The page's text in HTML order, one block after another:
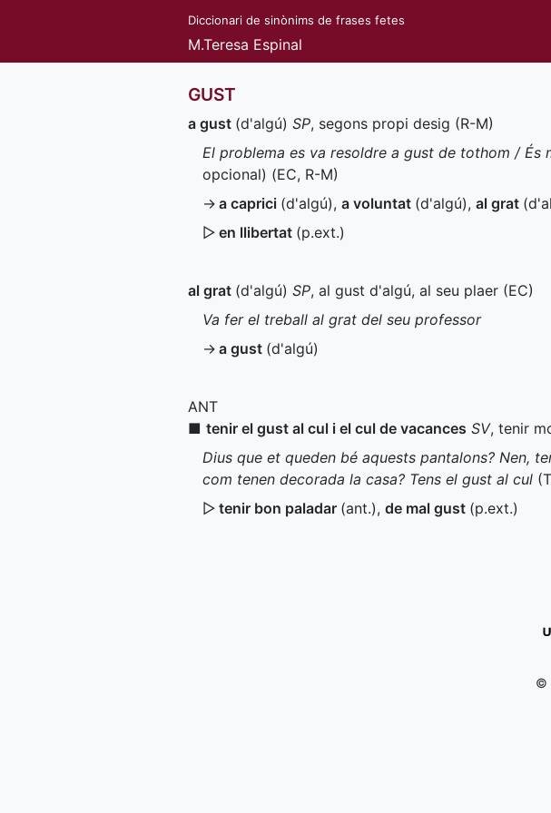
Diccionari de sinònims de frases fetes
M.Teresa Espinal
GUST
a gust (d'algú) SP, segons propi desig (R-M)
El problema es va resoldre a gust de tothom /
opcional) (EC, R-M)
→ a caprici (d'algú), a voluntat (d'algú), al grat
▷ en llibertat (p.ext.)
al grat (d'algú) SP, al gust d'algú, al seu plaer (EC)
Va fer el treball al grat del seu professor
→ a gust (d'algú)
ANT
■ tenir el gust al cul i el cul de vacances SV, tenir
Dius que et queden bé aquests pantalons? Nen,
com tenen decorada la casa? Tens el gust al cul
▷ tenir bon paladar (ant.), de mal gust (p.ext.)
©